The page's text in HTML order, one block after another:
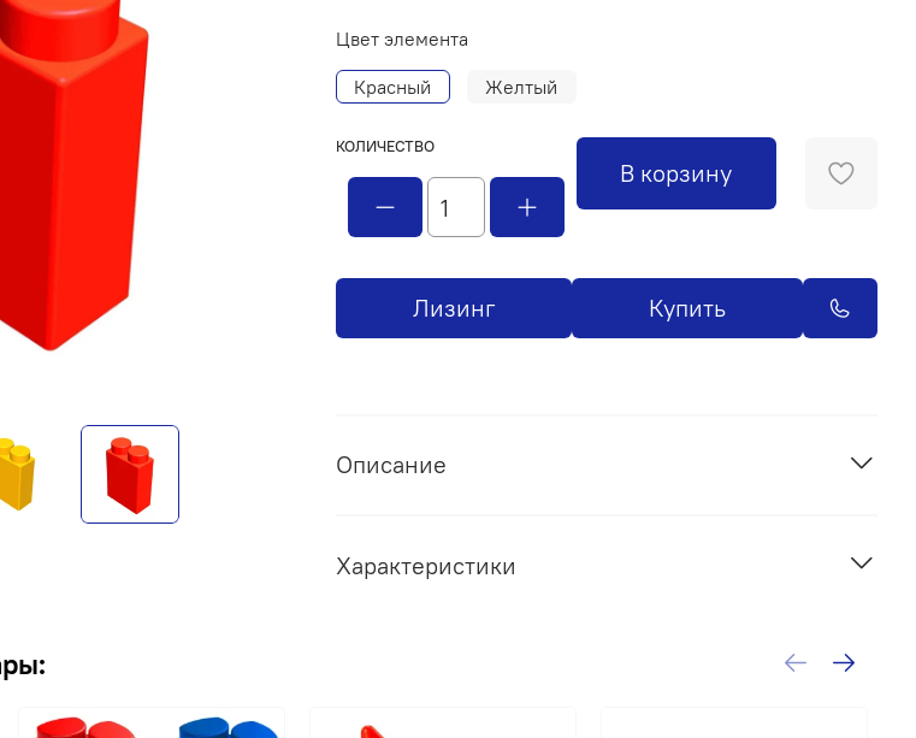
КОЛИЧЕСТВО
В корзину
Лизинг Купить
Цвет элемента
Красный
Желтый
Описание
Характеристики